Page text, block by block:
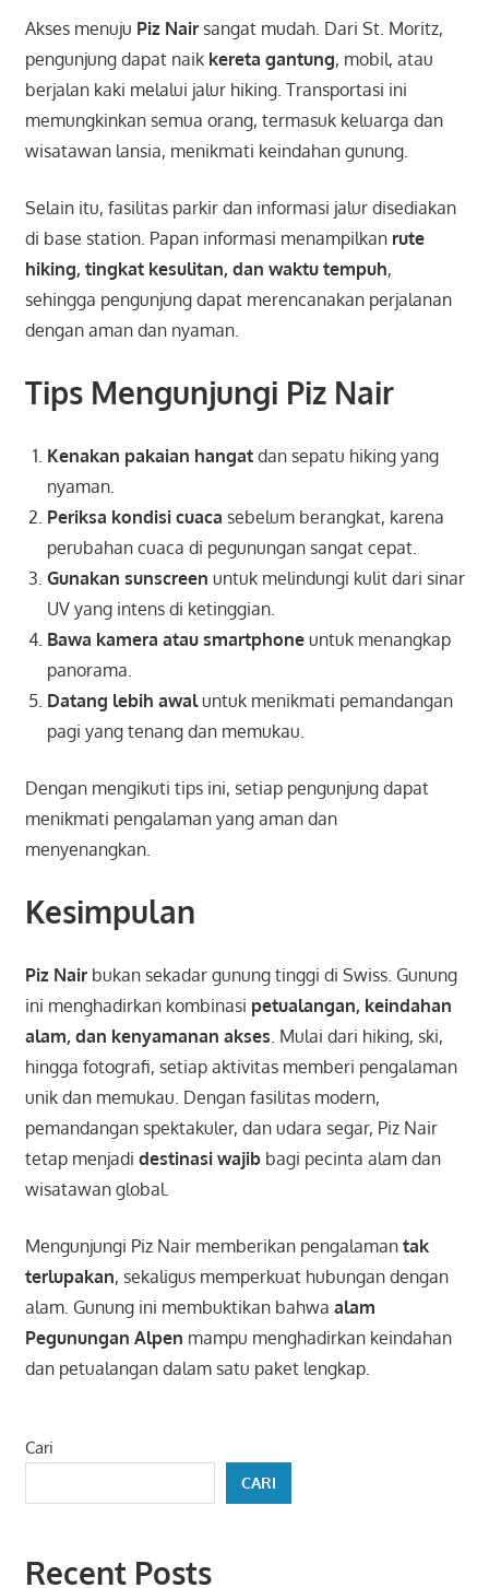
Akses menuju Piz Nairsangat mudah. Dari St. Moritz,
pengunjung dapat naik kereta gantung, mobil, atau
berjalan kaki melalui jalur hiking. Transportasi ini
memungkinkan semua orang, termasuk keluarga dan
wisatawan lansia, menikmati keindahan gunung.
Selain itu, fasilitas parkir dan informasi jalur disediakan
di base station. Papan informasi menampilkan rute
hiking, tingkat kesulitan, dan waktu tempuh,
sehingga pengunjung dapat merencanakan perjalanan
dengan aman dan nyaman.
Tips Mengunjungi Piz Nair
Kenakan pakaian hangatdan sepatu hiking yang
nyaman.
Periksa kondisi cuaca sebelum berangkat, karena
perubahan cuaca di pegunungan sangat cepat.
Gunakan sunscreen untuk melindungi kulit dari sinar
UV yang intens di ketinggian.
Bawa kamera atau smartphoneuntuk menangkap
panorama.
Datang lebih awaluntuk menikmati pemandangan
pagi yang tenang dan memukau.
Dengan mengikuti tips ini, setiap pengunjung dapat
menikmati pengalaman yang aman dan
menyenangkan.
Kesimpulan
Piz Nairbukan sekadar gunung tinggi di Swiss. Gunung
ini menghadirkan kombinasi petualangan, keindahan
alam, dan kenyamanan akses . Mulai dari hiking, ski,
hingga fotografi, setiap aktivitas memberi pengalaman
unik dan memukau. Dengan fasilitas modern,
pemandangan spektakuler, dan udara segar, Piz Nair
tetap menjadi destinasi wajibbagi pecinta alam dan
wisatawan global.
Mengunjungi Piz Nair memberikan pengalaman tak
terlupakan, sekaligus memperkuat hubungan dengan
alam. Gunung ini membuktikan bahwa alam
Pegunungan Alpen mampu menghadirkan keindahan
dan petualangan dalam satu paket lengkap.
Cari
CARI
Recent Posts